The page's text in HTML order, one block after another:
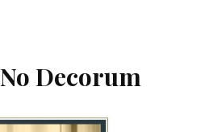
Decorum